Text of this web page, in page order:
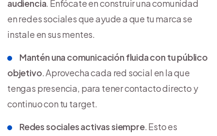
audiencia. Enfócate en construir una comunidad
en redes sociales que ayude a que tu marca se
instale en sus mentes.
Mantén una comunicación fluida con tu público
objetivo. Aprovecha cada red social en la que
tengas presencia, para tener contacto directo y
continuo con tu target.
Redes sociales activas siempre. Esto es